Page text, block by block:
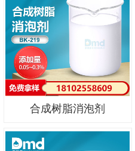
合成树脂消泡剂